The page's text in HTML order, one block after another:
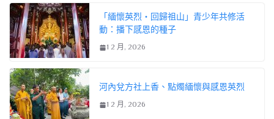
「緬懷英烈・回歸祖山」青少年共修活
動：播下感恩的種子
1 2 月, 2026
河內兌方社上香、點燭緬懷與感恩英烈
1 2 月, 2026